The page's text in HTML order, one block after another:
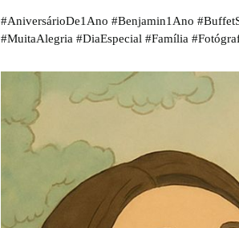
#AniversárioDe1Ano #Benjamin1Ano
#MuitaAlegria #DiaEspecial #Família